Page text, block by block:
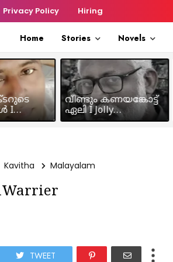
Privacy Policy Hiring
Home Stories Novels
I
MK
വീണ്ടും കണയങ്കോട്ട്
ഏലി I Jolly
Chakramakkil
Kavitha Malayalam
TWEET